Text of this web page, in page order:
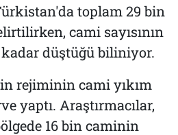
toplam 29 bin
cami sayısının
kadar düştüğü biliniyor.
rejiminin cami yıkım
yaptı. Araştırmacılar,
16 bin caminin